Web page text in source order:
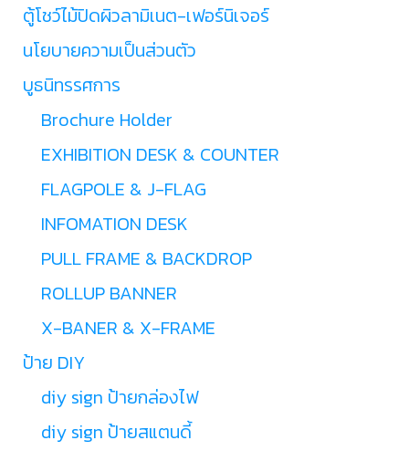
ตู้โชว์ไม้ปิดผิวลามิเนต-เฟอร์นิเจอร์
นโยบายความเป็นส่วนตัว
บูธนิทรรศการ
Brochure Holder
EXHIBITION DESK & COUNTER
FLAGPOLE & J-FLAG
INFOMATION DESK
PULL FRAME & BACKDROP
ROLLUP BANNER
X-BANER & X-FRAME
ป้าย DIY
diy sign ป้ายกล่องไฟ
diy sign ป้ายสแตนดี้